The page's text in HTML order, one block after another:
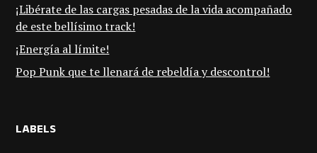
¡Libérate de las cargas pesadas de la vida acompañado
de este bellísimo track!
¡Energía al límite!
Pop Punk que te llenará de rebeldía y descontrol!
LABELS